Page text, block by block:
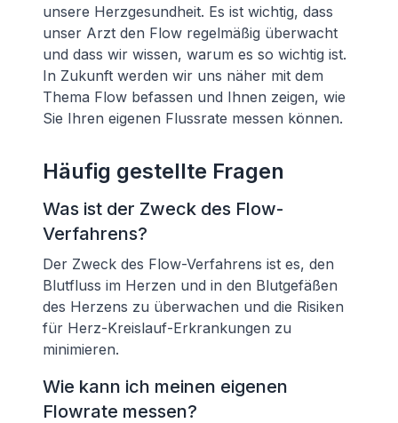
unsere Herzgesundheit. Es ist wichtig, dass
unser Arzt den Flow regelmäßig überwacht
und dass wir wissen, warum es so wichtig ist.
In Zukunft werden wir uns näher mit dem
Thema Flow befassen und Ihnen zeigen, wie
Sie Ihren eigenen Flussrate messen können.
Häufig gestellte Fragen
Was ist der Zweck des Flow-
Verfahrens?
Der Zweck des Flow-Verfahrens ist es, den
Blutfluss im Herzen und in den Blutgefäßen
des Herzens zu überwachen und die Risiken
für Herz-Kreislauf-Erkrankungen zu
minimieren.
Wie kann ich meinen eigenen
Flowrate messen?